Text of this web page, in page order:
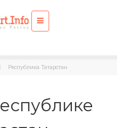
Республика Татарстан